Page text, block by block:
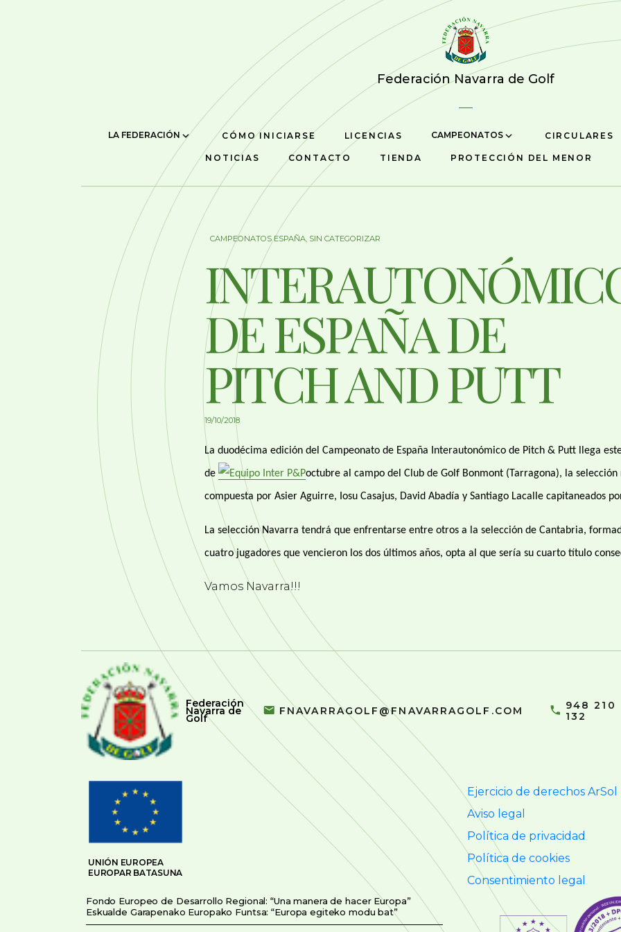
Federación Navarra de Golf
LA FEDERACIÓN CÓMO INICIARSE LICENCIAS CAMPEONATOS CIRCULARES
NOTICIAS CONTACTO TIENDA PROTECCIÓN DEL MENOR
CAMPEONATOS ESPAÑA SIN CATEGORIZAR
DE ESPAÑA DE
PITCH AND PUTT
19/10/2018
La duodécima edición del Campeonato de España Interautonómico de Pitch & Putt llega
de octubre al campo del Club de Golf Bonmont (Tarragona), la selección
compuesta por Asier Aguirre, Iosu Casajus, David Abadía y Santiago Lacalle capitaneados
La selección Navarra tendrá que enfrentarse entre otros a la selección de Cantabria,
cuatro jugadores que vencieron los dos últimos años, opta al que sería su cuarto título
Vamos Navarra!!!
Federación
Navarra de
Golf
FNAVARRAGOLF@FNAVARRAGOLF.COM
948 210
132
UNIÓN EUROPEA
EUROPAR BATASUNA
Fondo Europeo de Desarrollo Regional: “Una manera de hacer Europa”
Eskualde Garapenako Europako Funtsa: “Europa egiteko modu bat”
Ejercicio de derechos ArSol
Aviso legal
Política de privacidad
Política de cookies
Consentimiento legal